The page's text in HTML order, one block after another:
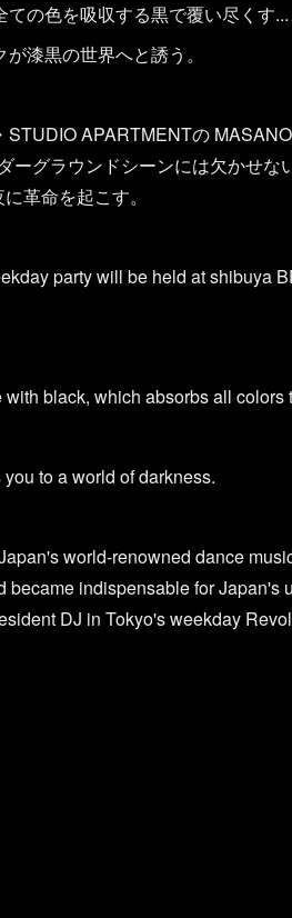
の色を吸収する黒で覆い尽くす...
漆黒の世界へと誘う。
APARTMENTの
グラウンドシーンには欠かせな
革命を起こす。
party will be held at shibuya
black, which absorbs all colors
to a world of darkness.
world-renowned dance
indispensable for Japan's
DJ in Tokyo's weekday